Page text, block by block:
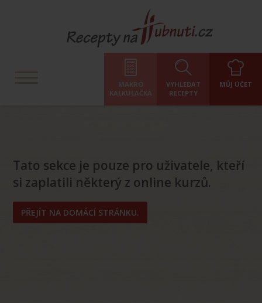
MAKRO
KALKULAČKA
VYHLEDAT
RECEPTY
MŮJ ÚČET
Tato sekce je pouze pro uživatele, kteří
si zaplatili některý z online kurzů.
PŘEJÍT NA DOMÁCÍ STRÁNKU.